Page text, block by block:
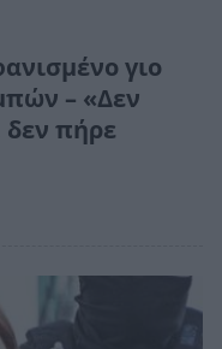
γιο
– «Δεν
δεν πήρε